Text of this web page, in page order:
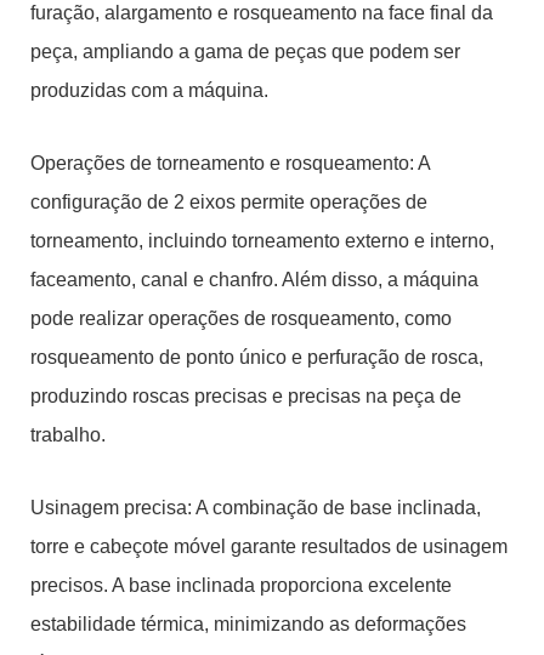
furação, alargamento e rosqueamento na face final da
peça, ampliando a gama de peças que podem ser
produzidas com a máquina.
Operações de torneamento e rosqueamento: A
configuração de 2 eixos permite operações de
torneamento, incluindo torneamento externo e interno,
faceamento, canal e chanfro. Além disso, a máquina
pode realizar operações de rosqueamento, como
rosqueamento de ponto único e perfuração de rosca,
produzindo roscas precisas e precisas na peça de
trabalho.
Usinagem precisa: A combinação de base inclinada,
torre e cabeçote móvel garante resultados de usinagem
precisos. A base inclinada proporciona excelente
estabilidade térmica, minimizando as deformações